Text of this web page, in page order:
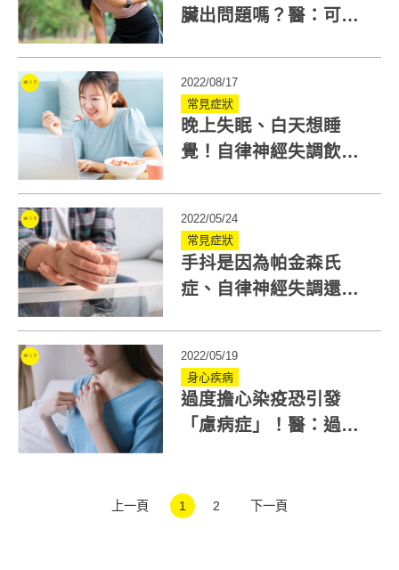
臟出問題嗎？醫：可能
2022/08/17
常見症狀
晚上失眠、白天想睡
覺！自律神經失調飲食
2022/05/24
常見症狀
手抖是因為帕金森氏
症、自律神經失調還是
2022/05/19
身心疾病
過度擔心染疫恐引發
「慮病症」！醫：過度
上一頁 1 2 下一頁